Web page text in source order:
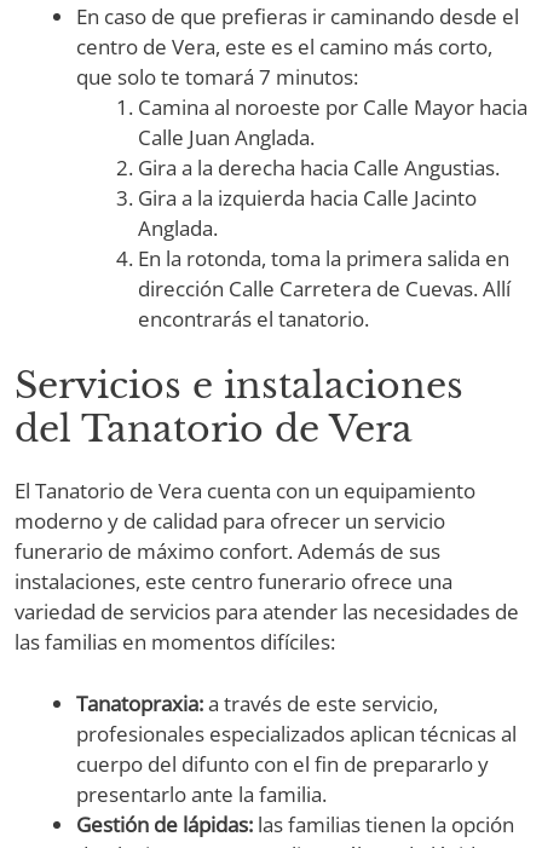
En caso de que prefieras ir caminando desde el
centro de Vera, este es el camino más corto,
que solo te tomará 7 minutos:
Camina al noroeste por Calle Mayor hacia
Calle Juan Anglada.
Gira a la derecha hacia Calle Angustias.
Gira a la izquierda hacia Calle Jacinto
Anglada.
En la rotonda, toma la primera salida en
dirección Calle Carretera de Cuevas. Allí
encontrarás el tanatorio.
Servicios e instalaciones
del Tanatorio de Vera
El Tanatorio de Vera cuenta con un equipamiento
moderno y de calidad para ofrecer un servicio
funerario de máximo confort. Además de sus
instalaciones, este centro funerario ofrece una
variedad de servicios para atender las necesidades de
las familias en momentos difíciles:
Tanatopraxia:a través de este servicio,
profesionales especializados aplican técnicas al
cuerpo del difunto con el fin de prepararlo y
presentarlo ante la familia.
Gestión de lápidas: las familias tienen la opción